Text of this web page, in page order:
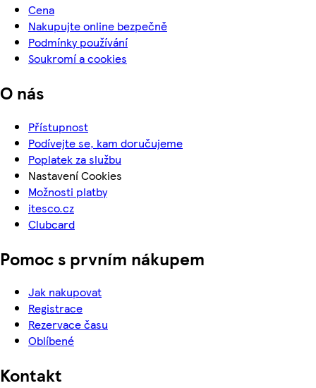
Cena
Nakupujte online bezpečně
Podmínky používání
Soukromí a cookies
O nás
Přístupnost
Podívejte se, kam doručujeme
Poplatek za službu
Nastavení Cookies
Možnosti platby
itesco.cz
Clubcard
Pomoc s prvním nákupem
Jak nakupovat
Registrace
Rezervace času
Oblíbené
Kontakt